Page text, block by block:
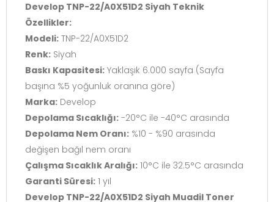
Develop TNP-22/A0X51D2 Siyah Teknik
Özellikler:
Modeli: TNP-22/A0X51D2
Renk: Siyah
Baskı Kapasitesi: Yaklaşık 6.000 sayfa (Sayfa
başına %5 yoğunluk oranına göre)
Marka: Develop
Depolama Sıcaklığı: -20°C ile -40°C arasında
Depolama Nem Oranı: %10 - %90 arasında
değişen bağıl nem oranı
Çalışma Sıcaklık Aralığı: 10°C ile 32.5°C arasında
Garanti Süresi: 1 yıl
Develop TNP-22/A0X51D2 Siyah Muadil Toner